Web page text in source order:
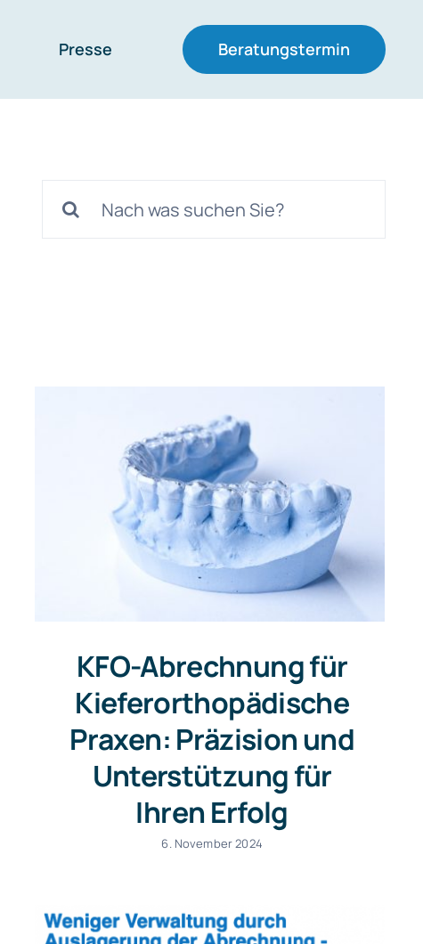
Presse Beratungstermin
nach:
KFO-Abrechnung für
Kieferorthopädische
Praxen: Präzision und
Unterstützung für
Ihren Erfolg
6. November 2024